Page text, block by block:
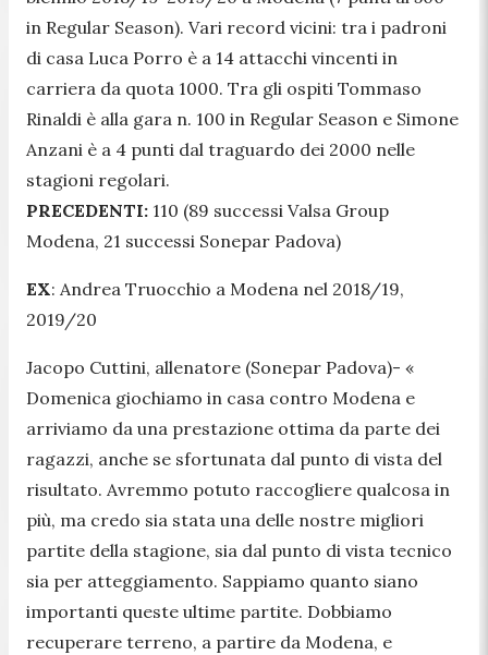
in Regular Season). Vari record vicini: tra i padroni
di casa Luca Porro è a 14 attacchi vincenti in
carriera da quota 1000. Tra gli ospiti Tommaso
Rinaldi è alla gara n. 100 in Regular Season e Simone
Anzani è a 4 punti dal traguardo dei 2000 nelle
stagioni regolari.
PRECEDENTI: 110 (89 successi Valsa Group
Modena, 21 successi Sonepar Padova)
EX: Andrea Truocchio a Modena nel 2018/19,
2019/20
Jacopo Cuttini, allenatore (Sonepar Padova)- «
Domenica giochiamo in casa contro Modena e
arriviamo da una prestazione ottima da parte dei
ragazzi, anche se sfortunata dal punto di vista del
risultato. Avremmo potuto raccogliere qualcosa in
più, ma credo sia stata una delle nostre migliori
partite della stagione, sia dal punto di vista tecnico
sia per atteggiamento. Sappiamo quanto siano
importanti queste ultime partite. Dobbiamo
recuperare terreno, a partire da Modena, e